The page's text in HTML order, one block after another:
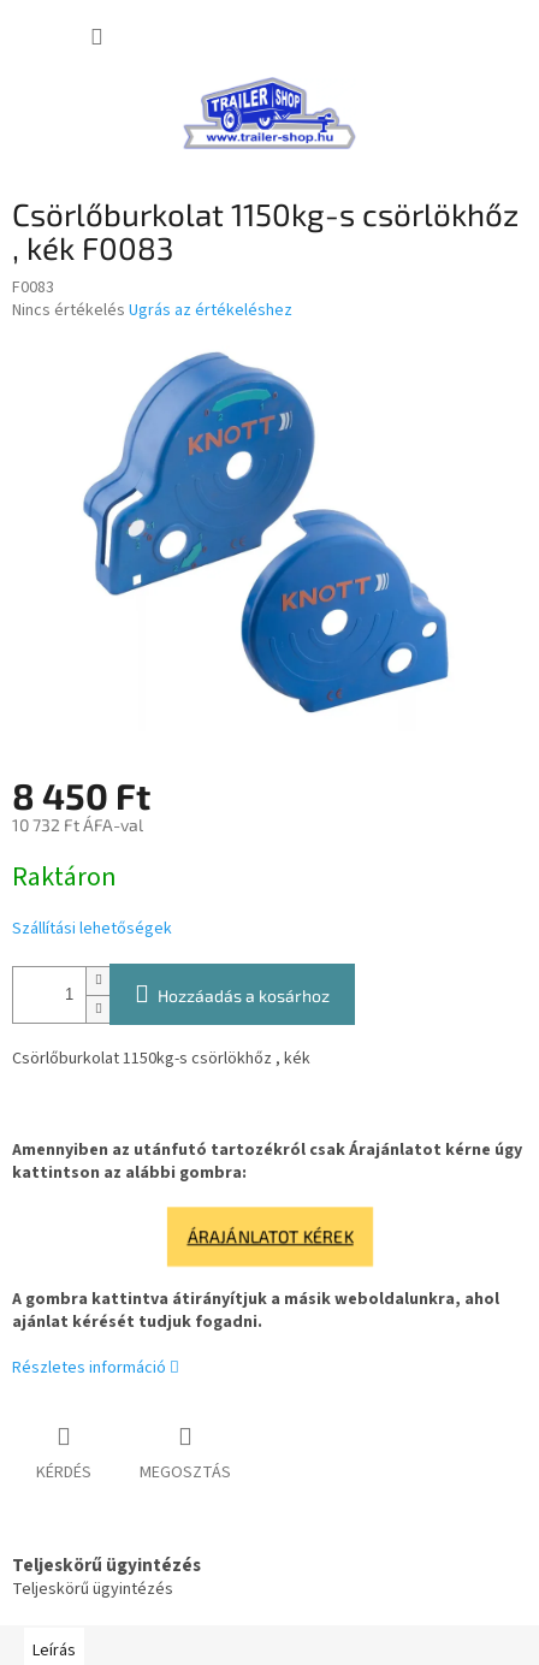
Csörlőburkolat 1150kg-s csörlökhőz
, kék F0083
F0083
A
Nincs értékelés Ugrás az értékeléshez
8 450 Ft
10 732 Ft ÁFA-val
Raktáron
Szállítási lehetőségek
Hozzáadás a kosárhoz
Csörlőburkolat 1150kg-s csörlökhőz , kék
Amennyiben az utánfutó tartozékról csak Árajánlatot kérne úgy
kattintson az alábbi gombra:
ÁRAJÁNLATOT KÉREK
A gombra kattintva átirányítjuk a másik weboldalunkra, ahol
ajánlat kérését tudjuk fogadni.
Részletes információ
KÉRDÉS MEGOSZTÁS
Teljeskörű ügyintézés
Teljeskörű ügyintézés
Leírás